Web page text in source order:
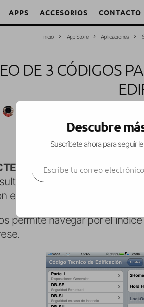
APPS ACCESORIOS CONTACTO
Inicio App Store Aplicaciones
DE 3 CÓDIGOS
nos permite tener al
cuando lo
estos textos.
permite navegar por el
Descubre
Suscríbete ahora para seguir